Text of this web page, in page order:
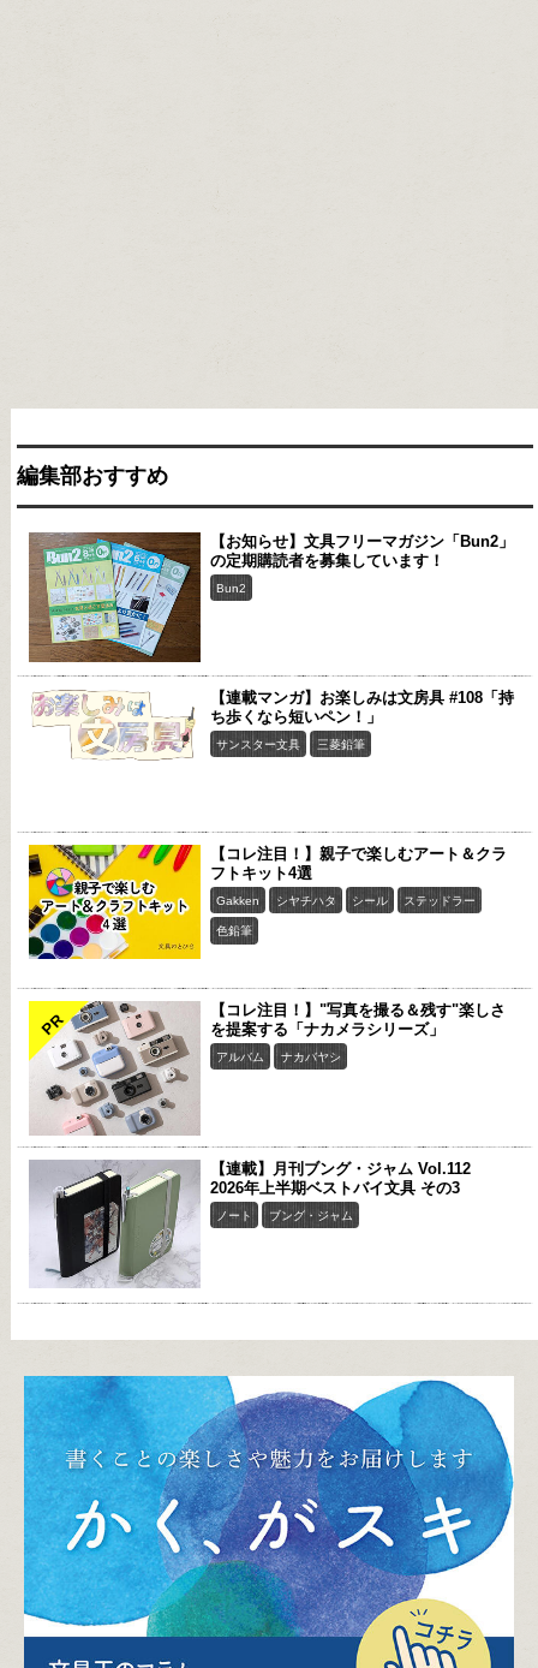
編集部おすすめ
【お知らせ】文具フリーマガジン「Bun2」
の定期購読者を募集しています！
Bun2
【連載マンガ】お楽しみは文房具 #108「持
ち歩くなら短いペン！」
サンスター文具 三菱鉛筆
【コレ注目！】親子で楽しむアート＆クラ
フトキット4選
Gakken シヤチハタ シール ステッドラー
色鉛筆
PR
【コレ注目！】"写真を撮る＆残す"楽しさ
を提案する「ナカメラシリーズ」
アルバム ナカバヤシ
【連載】月刊ブング・ジャム Vol.112
2026年上半期ベストバイ文具 その3
ノート ブング・ジャム